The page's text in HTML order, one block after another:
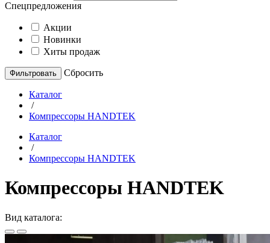
Спецпредложения
Акции
Новинки
Хиты продаж
Cбросить
Каталог
/
Компрессоры HANDTEK
Каталог
/
Компрессоры HANDTEK
Компрессоры HANDTEK
Вид каталога: